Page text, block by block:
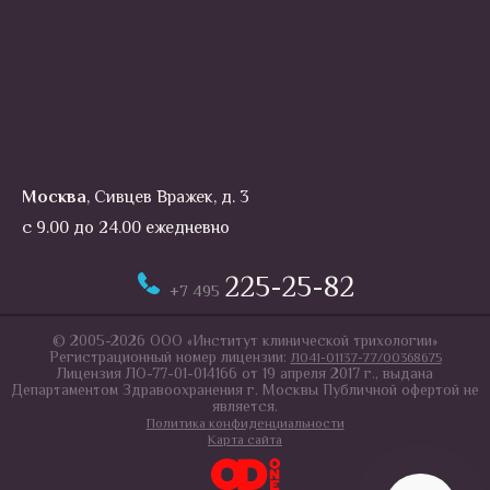
Москва, Сивцев Вражек, д. 3
с 9.00 до 24.00 ежедневно
+7 495 225-25-82
© 2005-2026 ООО «Институт клинической трихологии»
Регистрационный номер лицензии: Л041-01137-77/00368675
Лицензия ЛО-77-01-014166 от 19 апреля 2017 г., выдана
Департаментом Здравоохранения г. Москвы Публичной офертой не
является.
Политика конфиденциальности
Карта сайта